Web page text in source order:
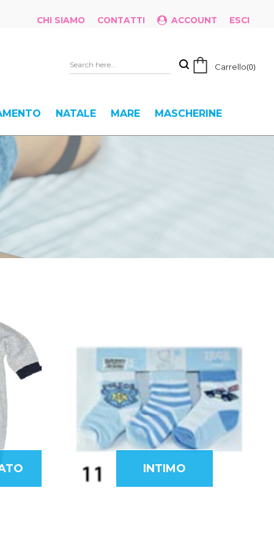
CHI SIAMO CONTATTI ACCOUNT ESCI
Carrello 0
NATALE MARE MASCHERINE
INTIMO